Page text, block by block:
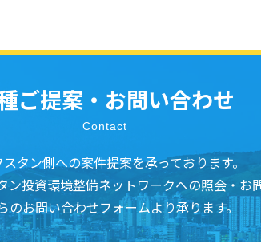
ご提案・お問い合わせ
Contact
スタン側への案件提案を承っております。
ン投資環境整備ネットワークへの照会・お
のお問い合わせフォームより承ります。